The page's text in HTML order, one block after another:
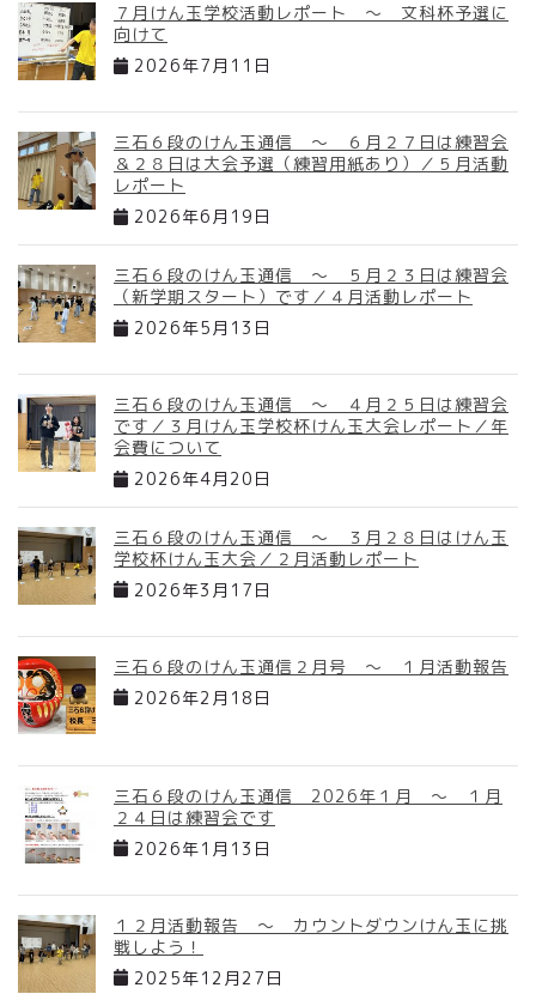
７月けん玉学校活動レポート ～ 文科杯予選に
向けて
2026年7月11日
三石６段のけん玉通信 ～ ６月２７日は練習会
＆２８日は大会予選（練習用紙あり）／５月活動
レポート
2026年6月19日
三石６段のけん玉通信 ～ ５月２３日は練習会
（新学期スタート）です／４月活動レポート
2026年5月13日
三石６段のけん玉通信 ～ ４月２５日は練習会
です／３月けん玉学校杯けん玉大会レポート／年
会費について
2026年4月20日
三石６段のけん玉通信 ～ ３月２８日はけん玉
学校杯けん玉大会／２月活動レポート
2026年3月17日
三石６段のけん玉通信２月号 ～ １月活動報告
2026年2月18日
三石６段のけん玉通信 2026年１月 ～ １月
２４日は練習会です
2026年1月13日
１２月活動報告 ～ カウントダウンけん玉に挑
戦しよう！
2025年12月27日